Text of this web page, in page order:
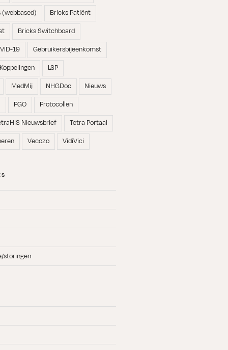
Bricks Patiënt
Bricks Switchboard
19
Gebruikersbijeenkomst
LSP
MedMij
NHGDoc
Nieuws
PGO
Protocollen
Nieuwsbrief
Tetra Portaal
Vecozo VidiVici
storingen